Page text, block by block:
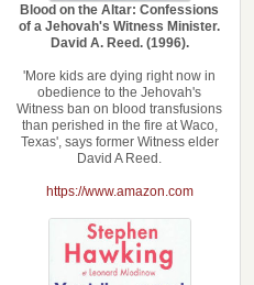
Blood on the Altar: Confessions
of a Jehovah's Witness Minister.
David A. Reed. (1996).
'More kids are dying right now in
obedience to the Jehovah's
Witness ban on blood transfusions
than perished in the fire at Waco,
Texas', says former Witness elder
David A Reed.
https://www.amazon.com